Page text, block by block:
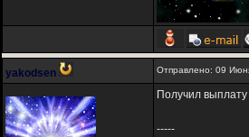
yakodsen Отправлено: 09
Получил выплату
-----